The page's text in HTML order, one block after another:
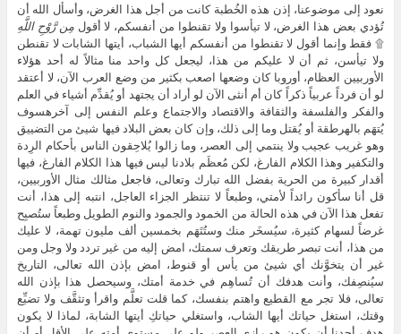
نعود إلى موضوعنا، إذن هذه الخُطبة كانت من أجل هذا الغرض، وأسأل الله أن
تُؤدي بعض هذا الغرض، لا تيأسوا ولا تقنطوا من أنفسكم، لا أقولمِن رَّوْحِ اللَّهِ
۩ فقط وإنما أقول لا تقنطوا من أنفسكم أيها الشباب، أيتها الشابات لا تقنطن
ولا تيأسن، ثم أن لا عليكم من هذا، ليجعل كل واحد منا مثالاً له أحد هؤلاء
الأوربيين العظام، أوروبا كان وضعها اصعب بكثير من وضع العرب الآن، لا أعتقد
لو أن فرداً عربياً ذكراً كان أم أنثى الآن لو أراد أن يجتهد أو يُقدِّم أشياء في العلم
والفكر والفلسفة والثقافة والاقتصاد والاجتماع وعلم النفس إلى آخرهسوف
يُتهَم بالهرطقة أو يُقتل وما إلى ذلك، وإن كان بعض البلاد فيها شيئ من التضييق
وهو غريب عجيب ولا ينتمي إلى العصر، وما زالوا يُلاحِقون الناس بأحكام الرِدة
والتكفير وهذا الكلام الفارغ، لكن مُعظَم بلادنا ليس فيها هذا الكلام الفارغ، فيها
أقدار كبيرة من الحرية بفضل الله تبارك وتعالى، فاجعل مثالك مثال الأوربيين،
قل أنا سأكون رائداً لأمتي، وطبعاً لا تنتظر الجزاء العاجل، انتبه إلى هذا، أنت
تفعل هذا الآن في هذه الحالة من الخمود والجمود والنوم الطويل وطبعاً ستُصبِح
غرضاً لسهام كثيرة، سيُسخَر منك وستُتَهَم بخمسين ألف مليون تهمة، لا عليك
من هذا، أنت تبصر طريقك وتعرف سمتك، امض إليه من غير تردد ولا وجل ومن
غير أن يتخوَّنك أي شيئ من يأس أو قنوط، امض بإذن الله تعالى، التاريخ
سيُنصِفك، وأنت هدفك أن تُساهِم في خدمة أمتك، وسيحصل هذا بإذن الله
تعالى، فلا تجر مع القطيع واهتم بنفسك، كما قلت تعلَّم واقرأ وتثقَّف ولا تضيِّع
وقتك، استغل حياتك أيها الشاب، واستغلي حياتكِ أيتها الشابة، لماذا لا يكون